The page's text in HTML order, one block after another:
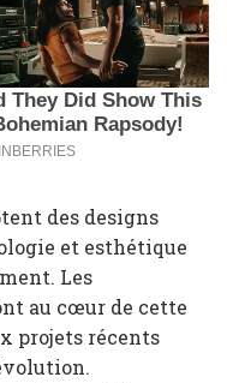
des designs
et esthétique
Les
au cœur de cette
projets récents